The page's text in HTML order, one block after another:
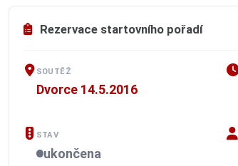
Rezervace startovního pořadí
SOUTĚŽ
Dvorce 14.5.2016
STAV
ukončena